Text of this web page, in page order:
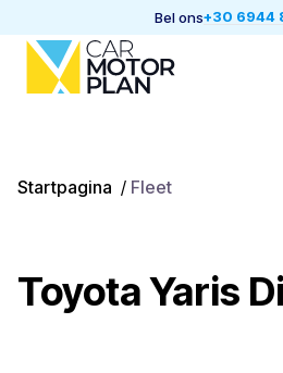
Bel ons+30 6944
Startpagina / Fleet
Toyota Yaris